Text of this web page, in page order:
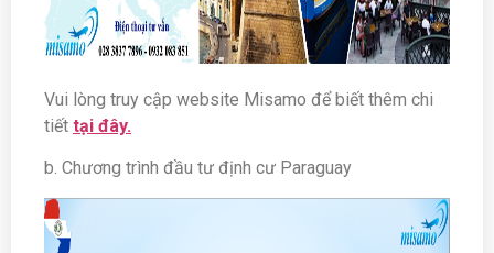
Vui lòng truy cập website Misamo để biết thêm chi
tiết tại đây.
b. Chương trình đầu tư định cư Paraguay